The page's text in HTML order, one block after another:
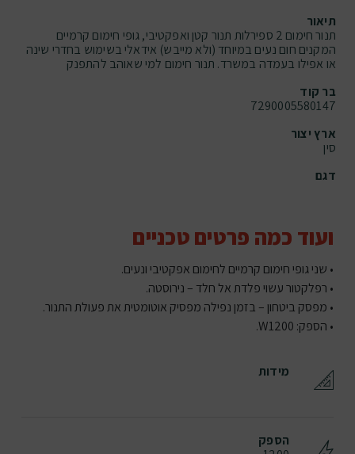
תיאור
תנור חימום 2 ספירלות תנור קטן ואפקטיבי, גופי חימום קרמיים
המקנים חום נעים במיוחד (ולא מייבש) אידאלי בשימוש בחדרי שינה
או אפילו בעמדה במשרד. תנור חימום למי שאוהב להתפנק
בר קוד
7290005580147
ארץ יצור
סין
דגם
ועוד כמה פרטים טכניים
• שני גופי חימום קרמיים לחימום אפקטיבי ונעים.
• רפלקטור עשוי פלדת אל חלד – נירוסטה.
• מפסק ביטחון – בזמן נפילה מפסיק אוטומטית את פעולת התנור.
• הספק: W1200.
מידות
הספק